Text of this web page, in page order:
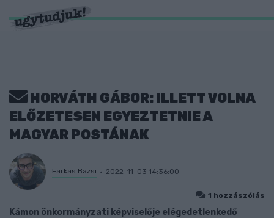
HORVÁTH GÁBOR: ILLETT VOLNA
ELŐZETESEN EGYEZTETNIE A
MAGYAR POSTÁNAK
Farkas Bazsi 2022-11-03 14:36:00
1 hozzászólás
Kámon önkormányzati képviselője elégedetlenkedő